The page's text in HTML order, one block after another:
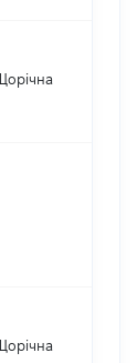
Щорічна
Щорічна